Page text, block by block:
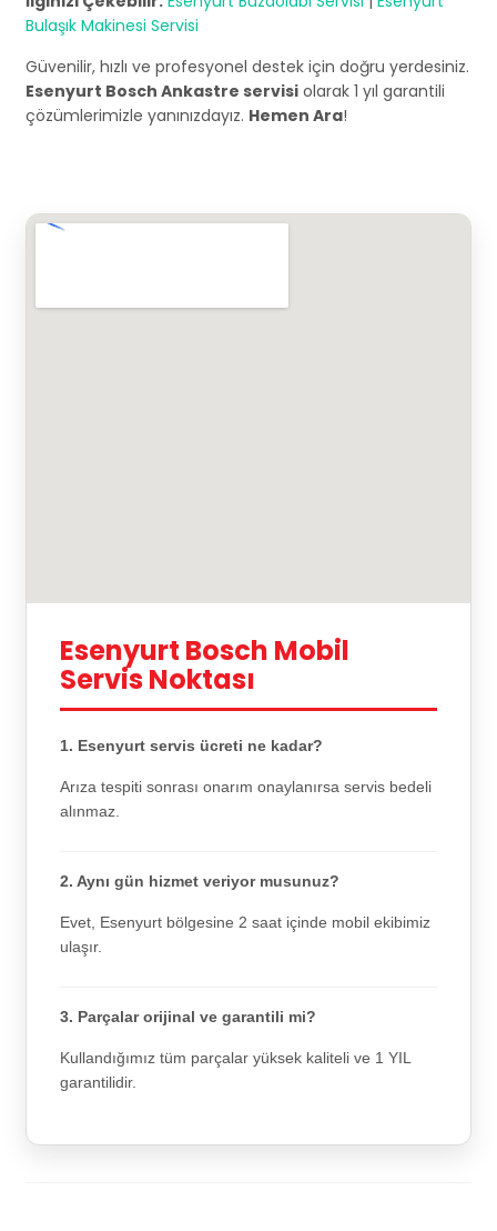
Bulaşık Makinesi Servisi
Güvenilir, hızlı ve profesyonel destek için doğru yerdesiniz.
Esenyurt Bosch Ankastre servisi olarak 1 yıl garantili
çözümlerimizle yanınızdayız. Hemen Ara!
Esenyurt Bosch Mobil
Servis Noktası
1. Esenyurt servis ücreti ne kadar?
Arıza tespiti sonrası onarım onaylanırsa servis bedeli
alınmaz.
2. Aynı gün hizmet veriyor musunuz?
Evet, Esenyurt bölgesine 2 saat içinde mobil ekibimiz
ulaşır.
3. Parçalar orijinal ve garantili mi?
Kullandığımız tüm parçalar yüksek kaliteli ve 1 YIL
garantilidir.